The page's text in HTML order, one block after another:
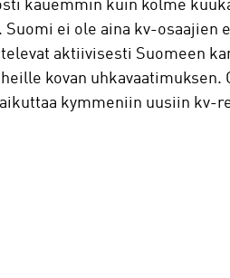
kauemmin kuin kolme
ei ole aina kv-
aktiivisesti Suomeen
kovan uhkavaatimuksen.
kymmeniin uusiin kv-